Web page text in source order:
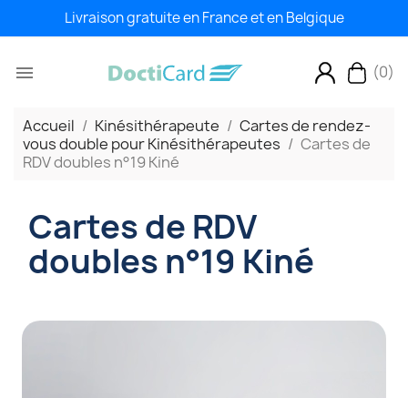
Livraison gratuite en France et en Belgique
 (0)
Accueil Kinésithérapeute
Cartes de rendez-
vous double pour Kinésithérapeutes
Cartes de
RDV doubles n°19 Kiné
Cartes de RDV
doubles n°19 Kiné